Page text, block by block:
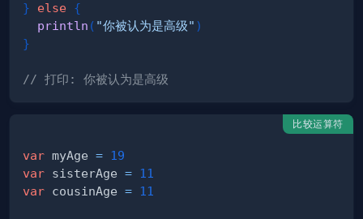
}
else {
println ( "你被认为是高级" )
}
// 打印: 你被认为是高级
比较运算符
var myAge = 19
var sisterAge = 11
var cousinAge = 11